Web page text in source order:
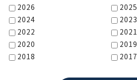
2026
2025
2024
2023
2022
2021
2020
2019
2018
2017